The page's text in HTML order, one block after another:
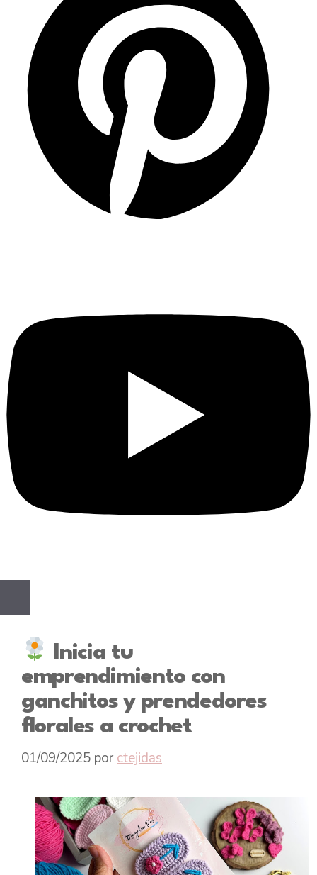
Inicia tu
emprendimiento con
ganchitos y prendedores
florales a crochet
01/09/2025 por ctejidas